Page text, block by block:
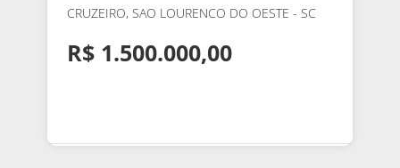
CRUZEIRO, SAO LOURENCO DO OESTE - SC
R$ 1.500.000,00